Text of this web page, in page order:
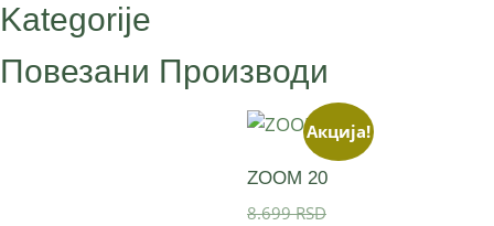
Kategorije
Повезани Производи
Акција!
ZOOM 20
8.699RSD